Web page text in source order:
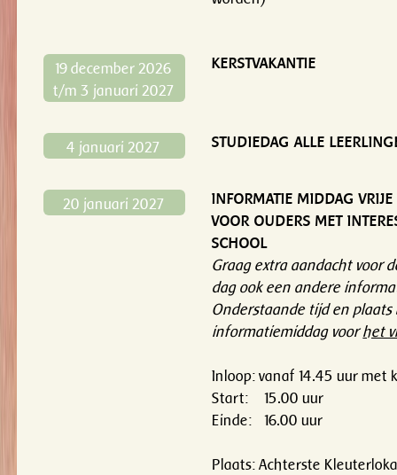
19 december 2026
t/m 3 januari 2027
KERSTVAKANTIE
4 januari 2027 STUDIEDAG ALLE
20 januari 2027
INFORMATIE MIDDAG
VOOR OUDERS MET
SCHOOL
Graag extra aandacht voor
dag ook een andere
Onderstaande tijd en
informatiemiddag voorhet
Inloop: vanaf 14.45 uur met
Start: 15.00 uur
Einde: 16.00 uur
Plaats: Achterste